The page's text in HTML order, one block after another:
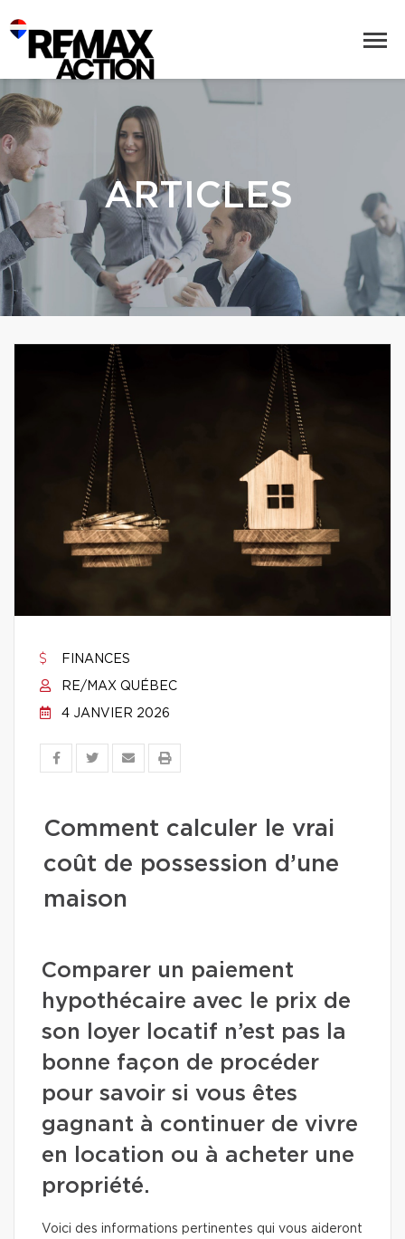
ARTICLES
FINANCES
RE/MAX QUÉBEC
4 JANVIER 2026
Comment calculer le vrai
coût de possession d’une
maison
Comparer un paiement
hypothécaire avec le prix de
son loyer locatif n’est pas la
bonne façon de procéder
pour savoir si vous êtes
gagnant à continuer de vivre
en location ou à acheter une
propriété.
Voici des informations pertinentes qui vous aideront